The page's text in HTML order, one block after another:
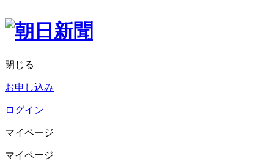
閉じる
お申し込み
ログイン
マイページ
マイページ